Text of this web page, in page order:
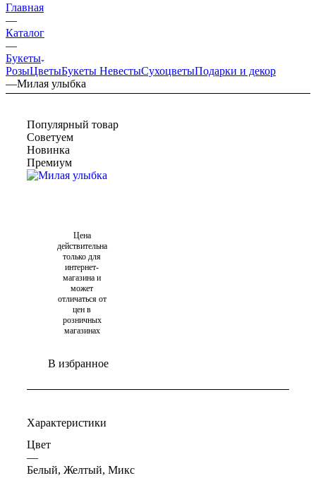
Главная
—
Каталог
—
Букеты
РозыЦветыБукеты НевестыСухоцветыПодарки и декор
—Милая улыбка
Популярный товар
Советуем
Новинка
Премиум
Цена
действительна
только для
интернет-
магазина и
может
отличаться от
цен в
розничных
магазинах
В избранное
Характеристики
Цвет
—
Белый, Желтый, Микс